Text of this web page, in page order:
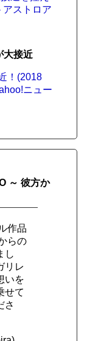
アストロア
大接近
！(2018
ニュー
～ 彼方か
作品
らの
し
リレ
いを
せて
さ